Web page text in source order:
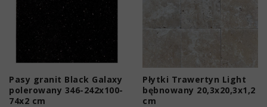
Pasy granit Black Galaxy
polerowany 346-242x100-
74x2 cm
Płytki Trawertyn Light
bębnowany 20,3x20,3x1,2
cm